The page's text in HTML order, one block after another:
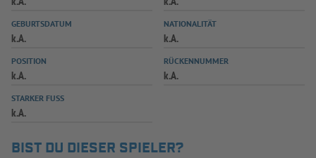
SPIELPLUS
GEBURTSDATUM
k.A.
NATIONALITÄT
k.A.
POSITION
k.A.
RÜCKENNUMMER
k.A.
STARKER FUSS
k.A.
BIST DU DIESER SPIELER?